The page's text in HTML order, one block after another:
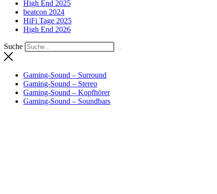
High End 2025
beatcon 2024
HiFi Tage 2025
High End 2026
Suche
Gaming-Sound – Surround
Gaming-Sound – Stereo
Gaming-Sound – Kopfhörer
Gaming-Sound – Soundbars